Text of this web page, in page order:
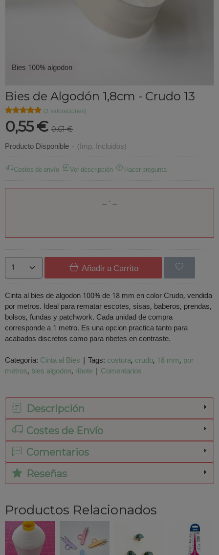
Bies 100% algodon
Bies de Algodón 1,8cm - Crudo 13
★★★★★
★★★★★ (2 valoraciones)
0,55 € 0,61 €
Producto Disponible - (Imp. Incluidos)
Costes de envío Ver descripción Hacer pregunta
Añadir a Carrito
Cinta al bies de algodon 100% de 18 mm en color Crudo, vendida
por metros. Ideal para rematar escotes, sisas, baberos, prendas,
bolsos, fundas y patchwork. Cada unidad de compra
corresponde a 1 metro. Es una opcion practica tanto para
acabados discretos como para ribetes en contraste.
Categoría: Cinta al Bies | Tags: costura crudo 18 mm por
metros bies algodon ribete | Comentarios
Descripción
Costes de Envío
Comentarios
Reseñas
Productos Relacionados